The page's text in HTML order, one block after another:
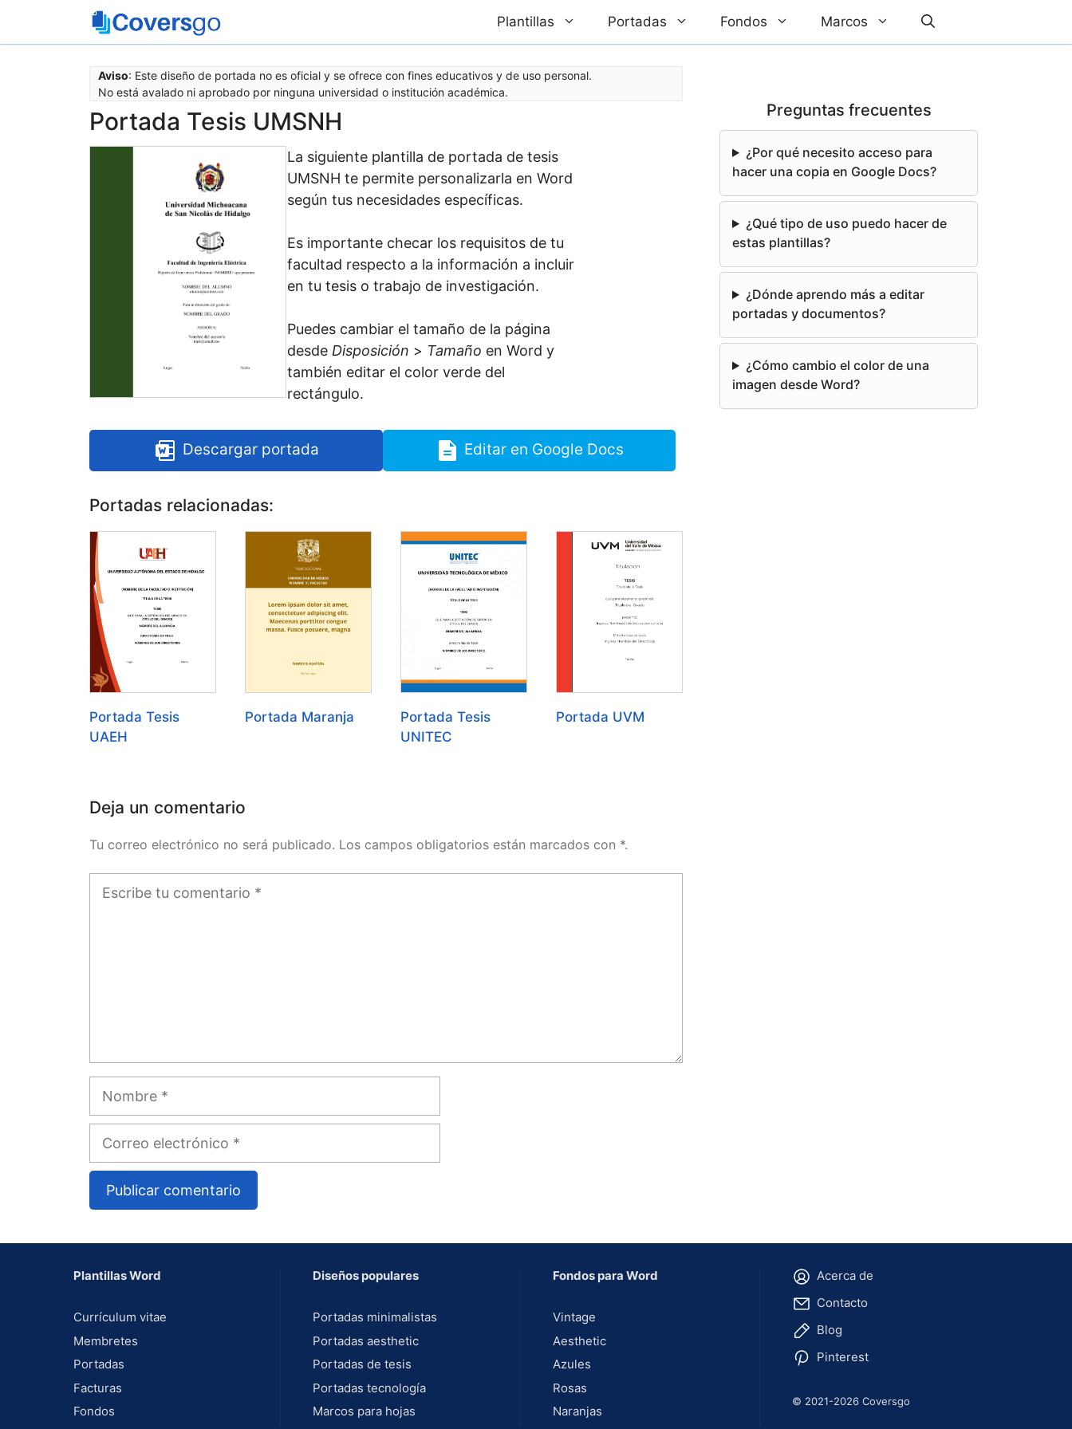
Plantillas Portadas Fondos Marcos
Aviso: Este diseño de portada no es oficial y se ofrece con fines educativos y de uso personal.
No está avalado ni aprobado por ninguna universidad o institución académica.
Portada Tesis UMSNH
La siguiente plantilla de portada de tesis
UMSNH te permite personalizarla en Word
según tus necesidades específicas.
Es importante checar los requisitos de tu
facultad respecto a la información a incluir
en tu tesis o trabajo de investigación.
Puedes cambiar el tamaño de la página
desde Disposición > Tamaño en Word y
también editar el color verde del
rectángulo.
Descargar portada Editar en Google Docs
Portadas relacionadas:
Portada Tesis
UAEH
Portada Maranja
Portada Tesis
UNITEC
Portada UVM
Deja un comentario
Tu correo electrónico no será publicado. Los campos obligatorios están marcados con *.
Comentario
Nombre
Correo
t
r
n
a
Preguntas frecuentes
¿Por qué necesito acceso para
hacer una copia en Google Docs?
¿Qué tipo de uso puedo hacer de
estas plantillas?
¿Dónde aprendo más a editar
portadas y documentos?
¿Cómo cambio el color de una
imagen desde Word?
Plantillas Word
Currículum vitae
Membretes
Portadas
Facturas
Fondos
Diseños populares
Portadas minimalistas
Portadas aesthetic
Portadas de tesis
Portadas tecnología
Marcos para hojas
Fondos para Word
Vintage
Aesthetic
Azules
Rosas
Naranjas
Acerca de
Contacto
Blog
Pinterest
© 2021-2026 Coversgo